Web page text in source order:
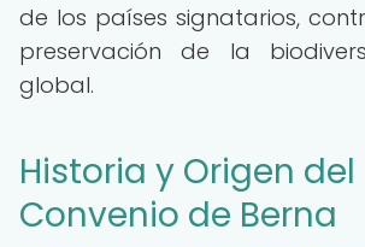
de los países signatarios,
preservación de la
global.
Historia y Origen del
Convenio de Berna